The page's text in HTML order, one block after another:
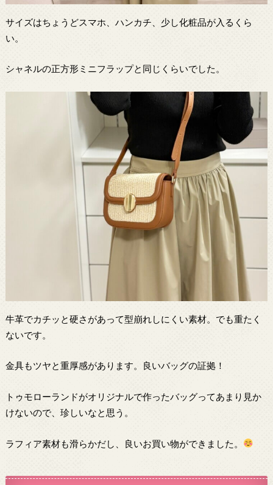
サイズはちょうどスマホ、ハンカチ、少し化粧品が入るくら
い。
シャネルの正方形ミニフラップと同じくらいでした。
牛革でカチッと硬さがあって型崩れしにくい素材。でも重たく
ないです。
金具もツヤと重厚感があります。良いバッグの証拠！
トゥモローランドがオリジナルで作ったバッグってあまり見か
けないので、珍しいなと思う。
ラフィア素材も滑らかだし、良いお買い物ができました。